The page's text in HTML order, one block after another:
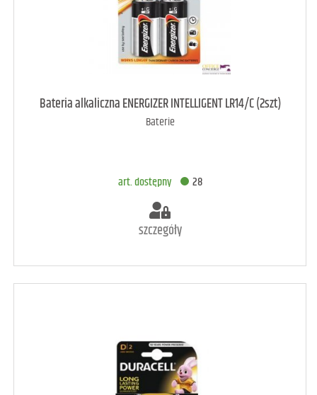
art. dostępny 23
Bateria alkaliczna ENERGIZER INTELLIGENT LR14/C (2szt)
Baterie
art. dostępny 28
szczegóły